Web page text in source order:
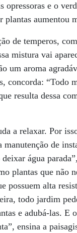
opressoras e o
plantas
de temperos,
mistura vai
um aroma
concorda: “Todo
resulta dessa
a relaxar. Por
de
água
plantas que não
possuem alta
todo jardim
e adubá-las. E
ensina a